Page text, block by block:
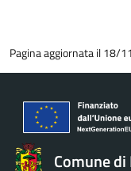
Pagina aggiornata il 18/
Comune